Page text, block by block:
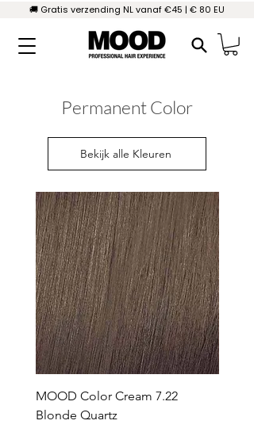
🚚 Gratis verzending NL vanaf €45 | € 80 EU
Permanent Color
Bekijk alle Kleuren
MOOD Color Cream 7.22
Blonde Quartz